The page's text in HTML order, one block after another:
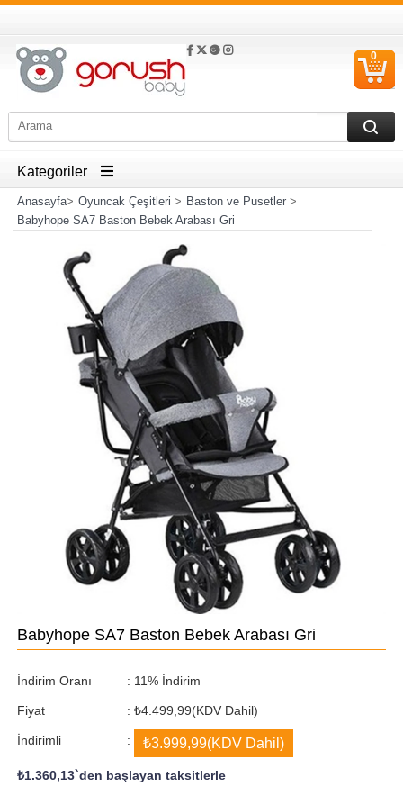
0
Kategoriler
Anasayfa> Oyuncak Çeşitleri > Baston ve Pusetler>
Babyhope SA7 Baston Bebek Arabası Gri
Babyhope SA7 Baston Bebek Arabası Gri
İndirim Oranı : %
11 İndirim
Fiyat : ₺4.499,99(KDV Dahil)
İndirimli : ₺3.999,99(KDV Dahil)
₺1.360,13`den başlayan taksitlerle